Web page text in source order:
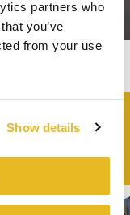
partners who
you’ve
from your use
Show details